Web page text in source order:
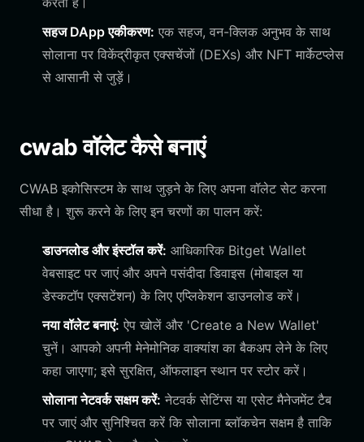
सहज DApp एकीकरण: एक सहज, वन-क्लिक अनुभव के साथ
सोलाना पर विकेंद्रीकृत एक्सचेंजों (DEXs) और NFT मार्केटप्लेस
से आसानी से जुड़ें।
cwab वॉलेट कैसे बनाएं
CWAB इकोसिस्टम के साथ जुड़ने के लिए अपना वॉलेट सेट करना
सीधा है। शुरू करने के लिए इन चरणों का पालन करें:
डाउनलोड और इंस्टॉल करें: आधिकारिक Bitget Wallet
वेबसाइट पर जाएं और अपने पसंदीदा डिवाइस (मोबाइल या
डेस्कटॉप एक्सटेंशन) के लिए एप्लिकेशन डाउनलोड करें।
नया वॉलेट बनाएं: ऐप खोलें और 'Create a New Wallet'
चुनें। आपको अपनी मेनेमोनिक वाक्यांश का बैकअप लेने के लिए
कहा जाएगा; इसे सुरक्षित, ऑफलाइन स्थान पर स्टोर करें।
सोलाना नेटवर्क सक्षम करें: नेटवर्क सेटिंग्स या एसेट मैनेजमेंट टैब
पर जाएं और सुनिश्चित करें कि सोलाना ब्लॉकचेन सक्षम है ताकि